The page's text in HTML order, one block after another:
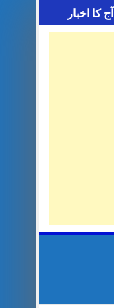
آج کا اخبار